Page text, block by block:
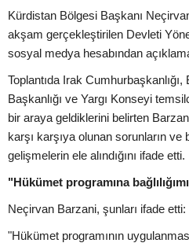
Kürdistan Bölgesi Başkanı
akşam gerçekleştirilen Devleti
sosyal medya hesabından
Toplantıda Irak
Başkanlığı ve Yargı Konseyi
bir araya geldiklerini belirten
karşı karşıya olunan sorunların ve
gelişmelerin ele alındığını ifade etti.
"Hükümet programına
Neçirvan Barzani, şunları ifade etti:
"Hükümet programının